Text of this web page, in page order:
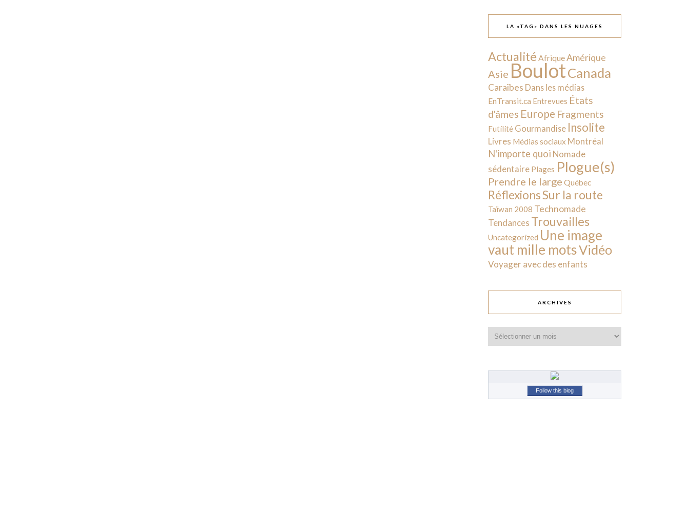
LA «TAG» DANS LES NUAGES
Actualité AfriqueAmérique
Asie BoulotCanada
Caraïbes Dans les médias
EnTransit.ca Entrevues États
d'âmes Europe Fragments
Futilité Gourmandise Insolite
Livres Médias sociaux Montréal
N'importe quoi Nomade
sédentaire Plages Plogue(s)
Prendre le large Québec
RéflexionsSur la route
Taïwan 2008 Technomade
Tendances Trouvailles
Uncategorized Une image
vaut mille motsVidéo
Voyager avec des enfants
ARCHIVES
Follow this blog